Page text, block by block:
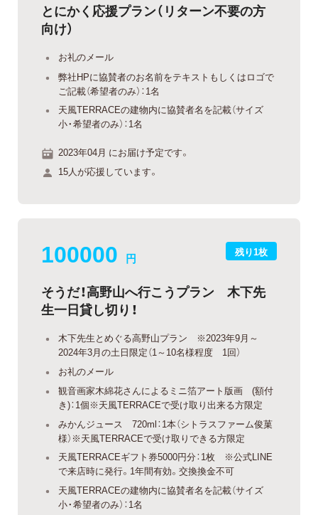
とにかく応援プラン（リターン不要の方
向け）
お礼のメール
弊社HPに協賛者のお名前をテキストもしくはロゴで
ご記載（希望者のみ）：1名
天風TERRACEの建物内に協賛者名を記載（サイズ
小・希望者のみ）：1名
2023年04月 にお届け予定です。
15人が応援しています。
残り1枚
100000 円
そうだ！高野山へ行こうプラン 木下先
生一日貸し切り！
木下先生とめぐる高野山プラン ※2023年9月～
2024年3月の土日限定（1～10名様程度 1回）
お礼のメール
観音画家木綿花さんによるミニ箔アート版画 (額付
き)：1個※天風TERRACEで受け取り出来る方限定
みかんジュース 720ml：1本（シトラスファーム俊菓
様）※天風TERRACEで受け取りできる方限定
天風TERRACEギフト券5000円分：1枚 ※公式LINE
で来店時に発行。1年間有効。交換換金不可
天風TERRACEの建物内に協賛者名を記載（サイズ
小・希望者のみ）：1名